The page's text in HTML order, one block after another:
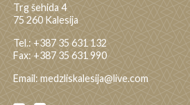
Trg šehida 4
75 260 Kalesija
Tel.: +387 35 631 132
Fax: +387 35 631 990
Email: medzliskalesija@live.com